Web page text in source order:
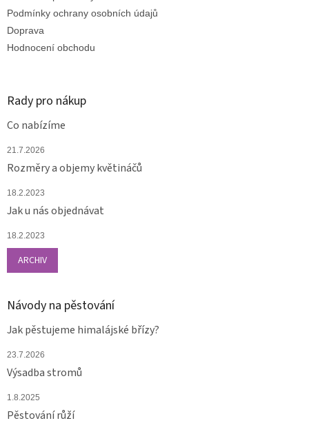
r
Podmínky ochrany osobních údajů
Doprava
Hodnocení obchodu
Rady pro nákup
Co nabízíme
21.7.2026
Rozměry a objemy květináčů
18.2.2023
Jak u nás objednávat
18.2.2023
ARCHIV
Návody na pěstování
Jak pěstujeme himalájské břízy?
23.7.2026
Výsadba stromů
1.8.2025
Pěstování růží